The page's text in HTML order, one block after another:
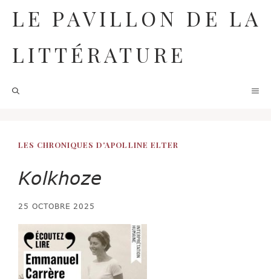
contenu
LE PAVILLON DE LA
LITTÉRATURE
LES CHRONIQUES D'APOLLINE ELTER
Kolkhoze
25 OCTOBRE 2025